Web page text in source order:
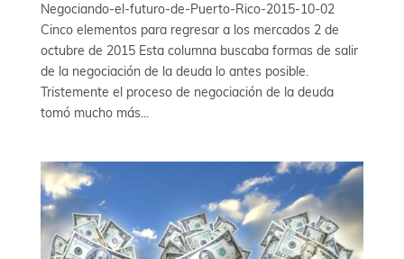
Negociando-el-futuro-de-Puerto-Rico-2015-10-02
Cinco elementos para regresar a los mercados 2 de
octubre de 2015 Esta columna buscaba formas de salir
de la negociación de la deuda lo antes posible.
Tristemente el proceso de negociación de la deuda
tomó mucho más...